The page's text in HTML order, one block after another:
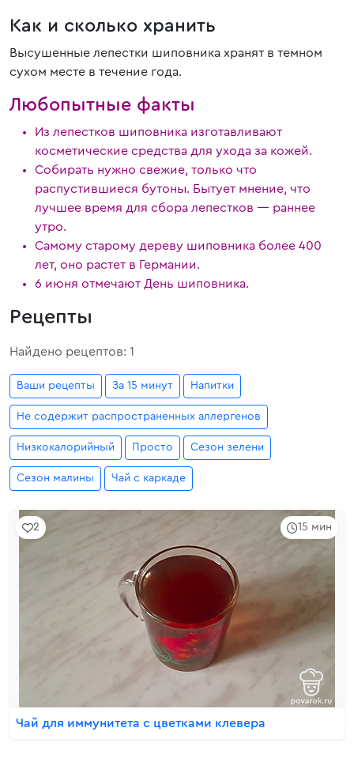
Как и сколько хранить
Высушенные лепестки шиповника хранят в темном
сухом месте в течение года.
Любопытные факты
Из лепестков шиповника изготавливают
косметические средства для ухода за кожей.
Собирать нужно свежие, только что
распустившиеся бутоны. Бытует мнение, что
лучшее время для сбора лепестков — раннее
утро.
Самому старому дереву шиповника более 400
лет, оно растет в Германии.
6 июня отмечают День шиповника.
Рецепты
Найдено рецептов: 1
Ваши рецепты За 15 минут Напитки
Не содержит распространенных аллергенов
Низкокалорийный Просто Сезон зелени
Сезон малины Чай с каркаде
15 мин
2
Чай для иммунитета с цветками клевера